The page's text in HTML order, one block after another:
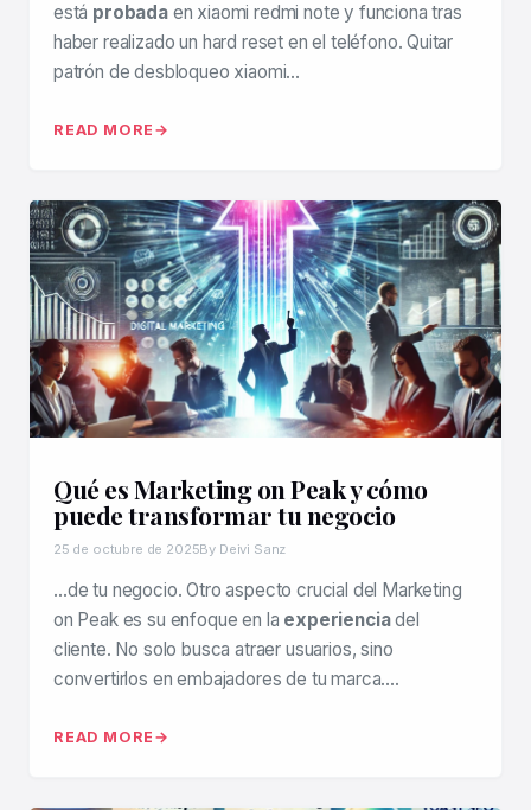
está probadaen xiaomi redmi note y funciona tras
haber realizado un hard reset en el teléfono. Quitar
patrón de desbloqueo xiaomi…
READ MORE
Qué es Marketing on Peak y cómo
puede transformar tu negocio
25 de octubre de 2025By Deivi Sanz
…de tu negocio. Otro aspecto crucial del Marketing
on Peak es su enfoque en la experienciadel
cliente. No solo busca atraer usuarios, sino
convertirlos en embajadores de tu marca….
READ MORE